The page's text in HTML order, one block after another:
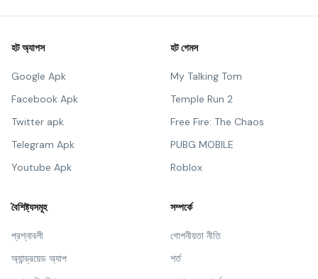
হট অ্যাপস
Google Apk
Facebook Apk
Twitter apk
Telegram Apk
Youtube Apk
হট গেমস
My Talking Tom
Temple Run 2
Free Fire: The Chaos
PUBG MOBILE
Roblox
বৈশিষ্ট্যসমূহ
প্রশ্নাবলী
অ্যান্ড্রয়েড অ্যাপ
সম্পর্কে
গোপনীয়তা নীতি
শর্ত